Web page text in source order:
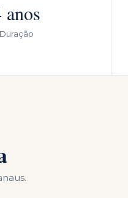
anos
Duração
.